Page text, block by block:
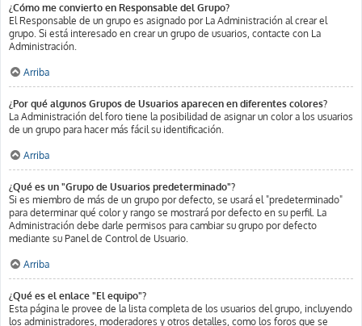
¿Cómo me convierto en Responsable del Grupo?
El Responsable de un grupo es asignado por La Administración al crear el
grupo. Si está interesado en crear un grupo de usuarios, contacte con La
Administración.
Arriba
¿Por qué algunos Grupos de Usuarios aparecen en diferentes colores?
La Administración del foro tiene la posibilidad de asignar un color a los usuarios
de un grupo para hacer más fácil su identificación.
Arriba
¿Qué es un "Grupo de Usuarios predeterminado"?
Si es miembro de más de un grupo por defecto, se usará el "predeterminado"
para determinar qué color y rango se mostrará por defecto en su perfil. La
Administración debe darle permisos para cambiar su grupo por defecto
mediante su Panel de Control de Usuario.
Arriba
¿Qué es el enlace "El equipo"?
Esta página le provee de la lista completa de los usuarios del grupo, incluyendo
los administradores, moderadores y otros detalles, como los foros que se